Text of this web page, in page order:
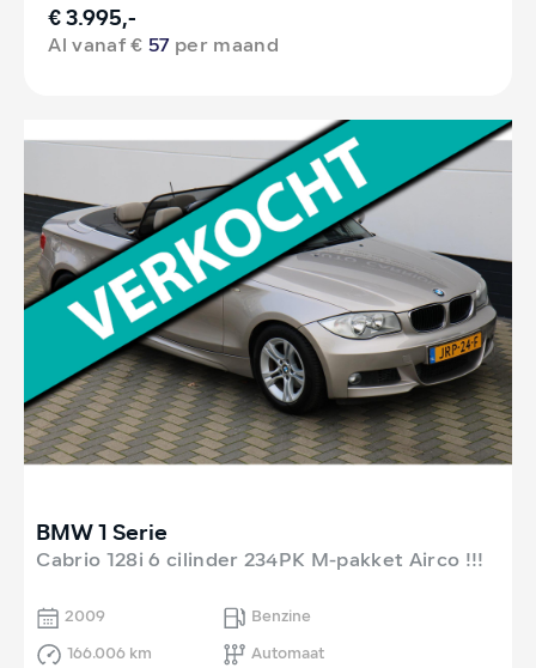
€ 3.995,-
Al vanaf €57 per maand
BMW 1 Serie
Cabrio 128i 6 cilinder 234PK M-pakket Airco !!!
2009
Benzine
166.006 km
Automaat